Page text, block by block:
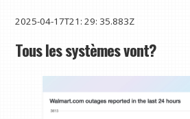
2025-04-17T21: 29: 35.883Z
Tous les systèmes vont?